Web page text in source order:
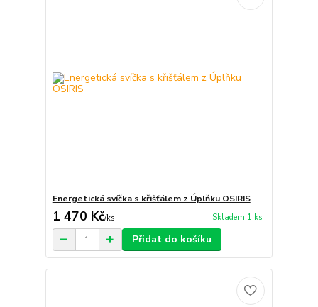
Energetická svíčka s křišťálem z Úplňku OSIRIS
1 470 Kč/ks Skladem 1 ks
Přidat do košíku